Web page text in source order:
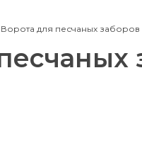
Ворота для песчаных заборов